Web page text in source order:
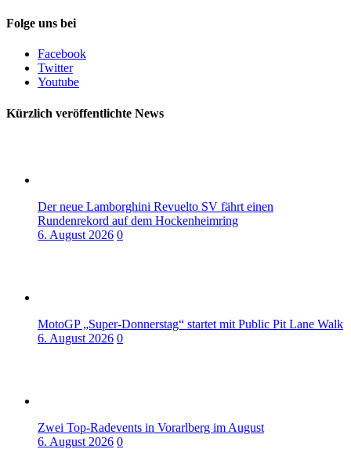
Folge uns bei
Facebook
Twitter
Youtube
Kürzlich veröffentlichte News
Der neue Lamborghini Revuelto SV fährt einen
Rundenrekord auf dem Hockenheimring
6. August 2026 0
MotoGP „Super-Donnerstag“ startet mit Public Pit Lane Walk
6. August 2026 0
Zwei Top-Radevents in Vorarlberg im August
6. August 2026 0